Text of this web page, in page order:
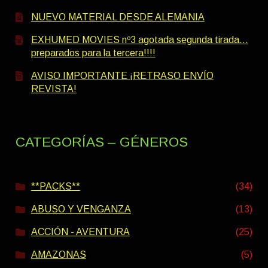
NUEVO MATERIAL DESDE ALEMANIA
EXHUMED MOVIES nº3 agotada segunda tirada…
preparados para la tercera!!!!
AVISO IMPORTANTE ¡RETRASO ENVÍO
REVISTA!
CATEGORÍAS – GÉNEROS
**PACKS** (34)
ABUSO Y VENGANZA (13)
ACCIÓN - AVENTURA (25)
AMAZONAS (5)